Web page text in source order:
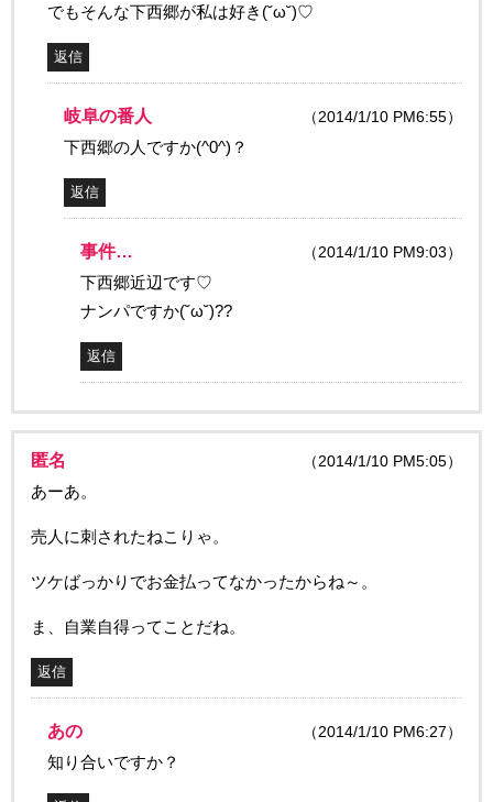
でもそんな下西郷が私は好き(˘ω˘)♡
返信
岐阜の番人 （2014/1/10 PM6:55）
下西郷の人ですか(^0^)？
返信
事件… （2014/1/10 PM9:03）
下西郷近辺です♡
ナンパですか(˘ω˘)??
返信
匿名 （2014/1/10 PM5:05）
あーあ。
売人に刺されたねこりゃ。
ツケばっかりでお金払ってなかったからね～。
ま、自業自得ってことだね。
返信
あの （2014/1/10 PM6:27）
知り合いですか？